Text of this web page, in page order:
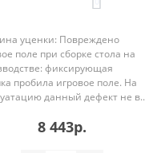
уценки: Повреждено
поле при сборке стола на
фиксирующая
пробила игровое поле. На
данный дефект не в..
8 443р.